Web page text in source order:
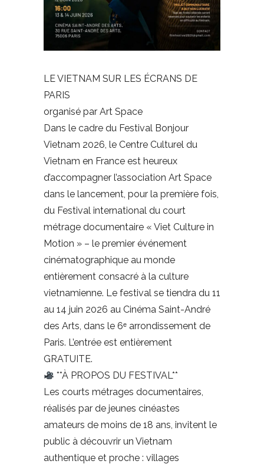
LE VIETNAM SUR LES ÉCRANS DE
PARIS
organisé par Art Space
Dans le cadre du Festival Bonjour
Vietnam 2026, le Centre Culturel du
Vietnam en France est heureux
d’accompagner l’association Art Space
dans le lancement, pour la première fois,
du Festival international du court
métrage documentaire « Viet Culture in
Motion » – le premier événement
cinématographique au monde
entièrement consacré à la culture
vietnamienne. Le festival se tiendra du 11
au 14 juin 2026 au Cinéma Saint-André
des Arts, dans le 6ᵉ arrondissement de
Paris. L’entrée est entièrement
GRATUITE.
**À PROPOS DU FESTIVAL**
Les courts métrages documentaires,
réalisés par de jeunes cinéastes
amateurs de moins de 18 ans, invitent le
public à découvrir un Vietnam
authentique et proche : villages